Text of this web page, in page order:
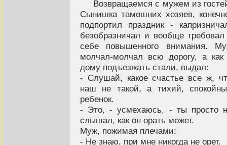
Возвращаемся с мужем из
Сынишка тамошних хозяев,
подпортил праздник -
безобразничал и вообще требовал
себе повышенного внимания.
молчал-молчал всю дорогу, а как
дому подъезжать стали, выдал:
- Слушай, какое счастье все ж,
наш не такой, а тихий,
ребенок.
- Это, - усмехаюсь, - ты просто
слышал, как он орать может.
Муж, пожимая плечами:
- Не знаю, при мне никогда не орет.